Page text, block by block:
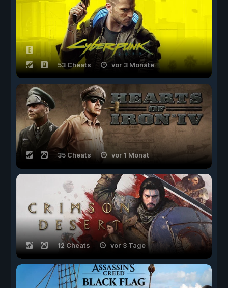
53 Cheats vor 3 Monate
35 Cheats vor 1 Monat
12 Cheats vor 3 Tage